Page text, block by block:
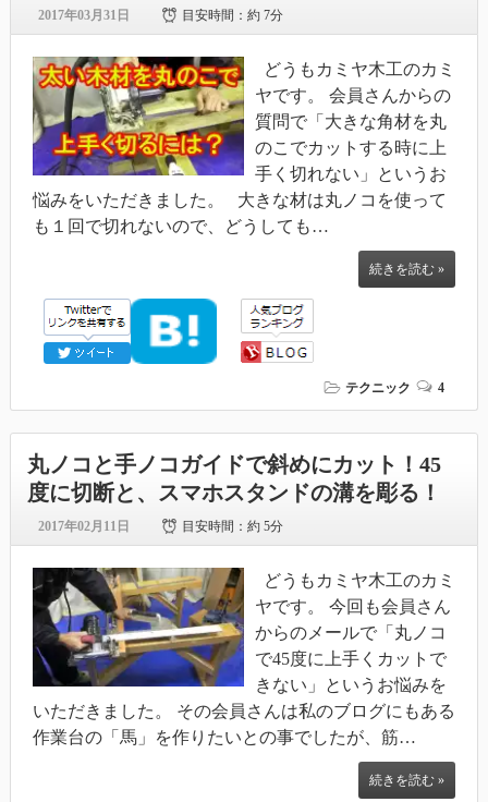
2017年03月31日 目安時間：約 7分
どうもカミヤ木工のカミ
ヤです。 会員さんからの
質問で「大きな角材を丸
のこでカットする時に上
手く切れない」というお
悩みをいただきました。 大きな材は丸ノコを使って
も１回で切れないので、どうしても…
続きを読む »
テクニック 4
丸ノコと手ノコガイドで斜めにカット！45
度に切断と、スマホスタンドの溝を彫る！
2017年02月11日 目安時間：約 5分
どうもカミヤ木工のカミ
ヤです。 今回も会員さん
からのメールで「丸ノコ
で45度に上手くカットで
きない」というお悩みを
いただきました。 その会員さんは私のブログにもある
作業台の「馬」を作りたいとの事でしたが、筋…
続きを読む »